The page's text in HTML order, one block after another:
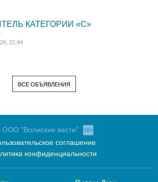
КАТЕГОРИИ «C»
21:44
ВСЕ ОБЪЯВЛЕНИЯ
"Волжские вести" 16+
соглашение
конфиденциальности